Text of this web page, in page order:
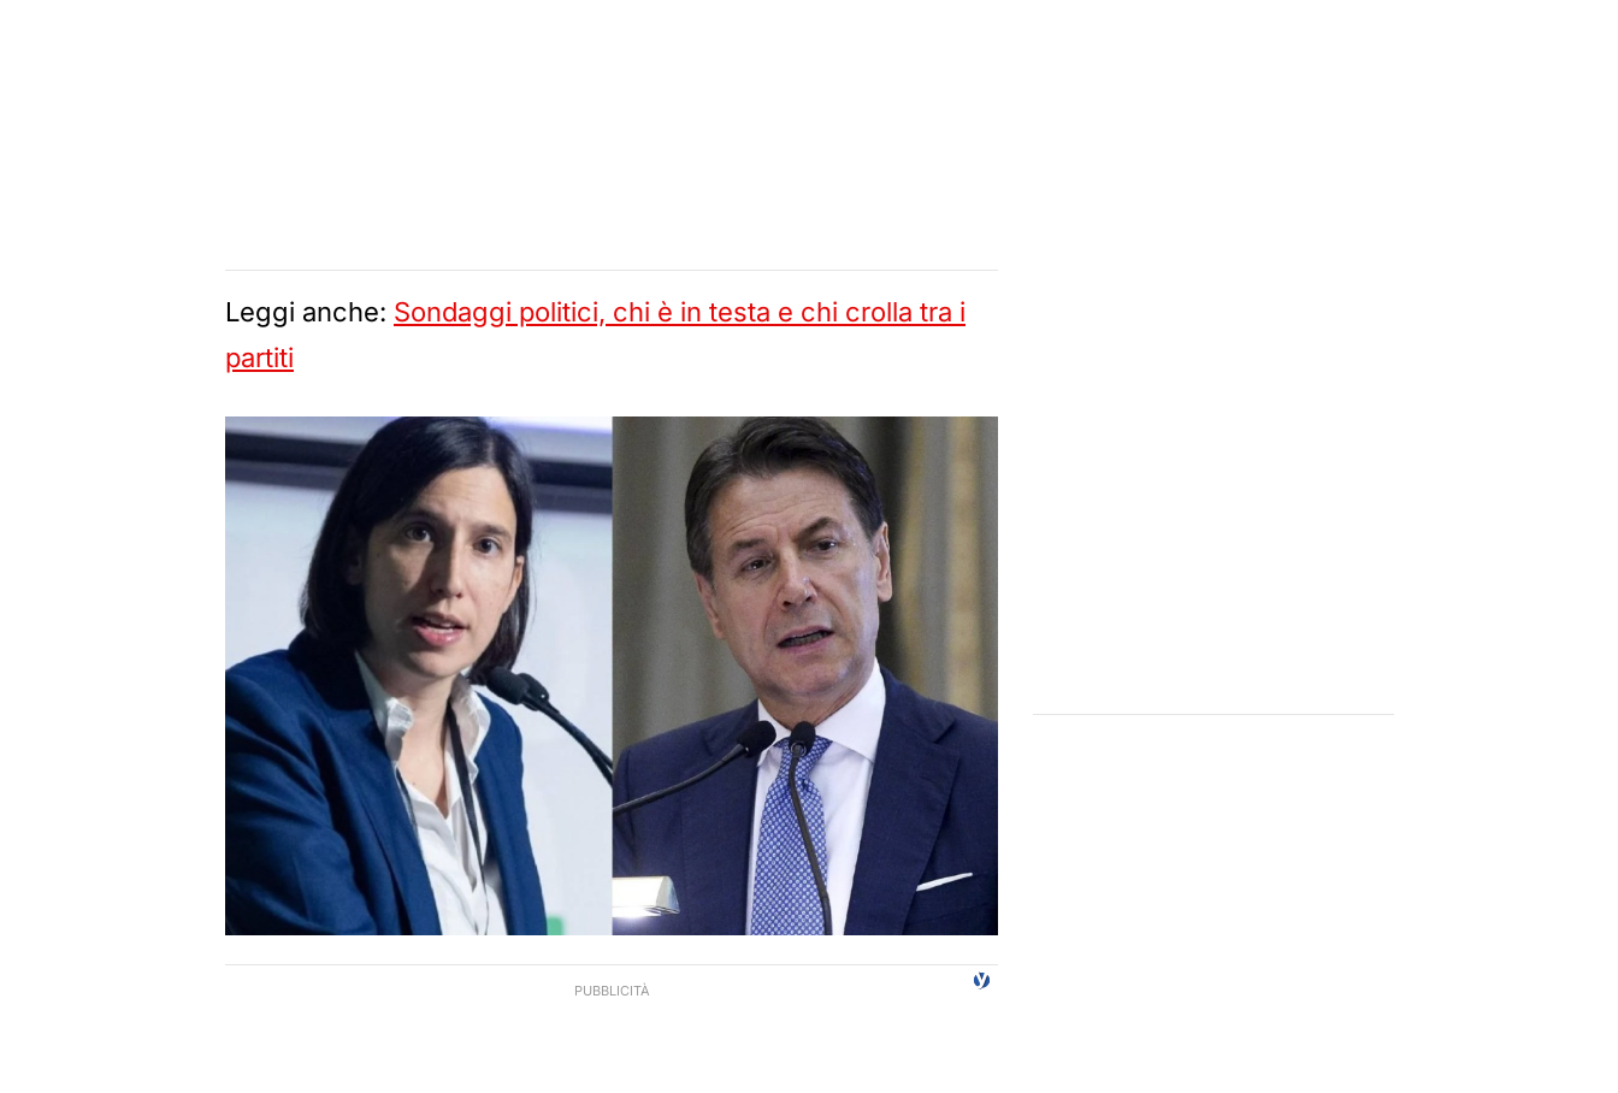
Leggi anche: Sondaggi politici, chi è in testa e chi crolla tra i
partiti